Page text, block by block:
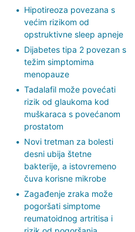
Hipotireoza povezana s
većim rizikom od
opstruktivne sleep apneje
Dijabetes tipa 2 povezan s
težim simptomima
menopauze
Tadalafil može povećati
rizik od glaukoma kod
muškaraca s povećanom
prostatom
Novi tretman za bolesti
desni ubija štetne
bakterije, a istovremeno
čuva korisne mikrobe
Zagađenje zraka može
pogoršati simptome
reumatoidnog artritisa i